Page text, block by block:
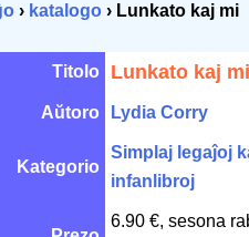
› katalogo › Lunkato kaj mi
Titolo Lunkato kaj mi
Aŭtoro Lydia Corry
Kategorio
Simplaj legaĵoj
infanlibroj
6.90 €, sesona